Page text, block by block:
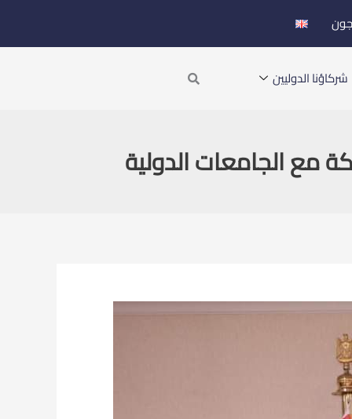
شركاؤنا الدوليين Search
مع الجامعات الدولية